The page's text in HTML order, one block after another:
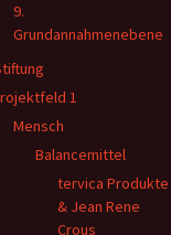
9.
Grundannahmenebene
1
Mensch
Balancemittel
tervica Produkte
& Jean Rene
Crous